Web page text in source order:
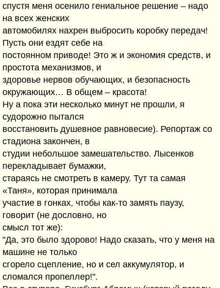
спустя меня осенило гениальное решение – надо
на всех женских
автомобилях нахрен выбросить коробку передач!
Пусть они ездят себе на
постоянном приводе! Это ж и экономия средств, и
простота механизмов, и
здоровье нервов обучающих, и безопасность
окружающих… В общем – красота!
Ну а пока эти несколько минут не прошли, я
судорожно пытался
восстановить душевное равновесие). Репортаж со
стадиона закончен, в
студии небольшое замешательство. Лысенков
перекладывает бумажки,
стараясь не смотреть в камеру. Тут та самая
«Таня», которая принимала
участие в гонках, чтобы как-то замять паузу,
говорит (не дословно, но
смысл тот же):
"Да, это было здорово! Надо сказать, что у меня на
машине не только
сгорело сцепление, но и сел аккумулятор, и
сломался пропеллер!".